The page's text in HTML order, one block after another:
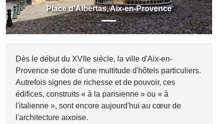
Place d'Albertas, Aix-en-Provence
Dès le début du XVIIe siècle, la ville d'Aix-en-
Provence se dote d'une multitude d'hôtels particuliers.
Autrefois signes de richesse et de pouvoir, ces
édifices, construits « à la parisienne » ou « à
l'italienne », sont encore aujourd'hui au cœur de
l'architecture aixoise.